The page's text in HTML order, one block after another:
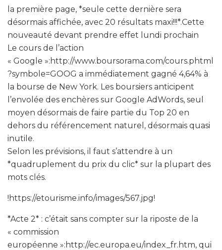
la première page, *seule cette dernière sera
désormais affichée, avec 20 résultats maxi!!!*.Cette
nouveauté devant prendre effet lundi prochain
Le cours de l’action
« Google »:http://www.boursorama.com/cours.phtml
?symbole=GOOG a immédiatement gagné 4,64% à
la bourse de New York. Les boursiers anticipent
l’envolée des enchères sur Google AdWords, seul
moyen désormais de faire partie du Top 20 en
dehors du référencement naturel, désormais quasi
inutile.
Selon les prévisions, il faut s’attendre à un
*quadruplement du prix du clic* sur la plupart des
mots clés.
!https://etourisme.info/images/567.jpg!
*Acte 2* : c’était sans compter sur la riposte de la
« commission
européenne »:http://ec.europa.eu/index_fr.htm, qui